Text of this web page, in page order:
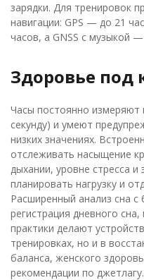
зарядки. Для тренировок
навигации: GPS — до 21
часов, а GNSS с музыкой
Здоровье под
Часы постоянно измеряют
секунду) и умеют
низких значениях.
отслеживать насыщение
дыхании, уровне стресса
планировать нагрузку и
Расширенный анализ сна с
регистрация дневного
практики делают
тренировках, но и в
баланса, женского
рекомендации по джетлагу.